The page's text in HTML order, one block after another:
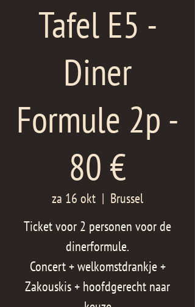
Tafel E5 -
Diner
Formule 2p -
80 €
za 16 okt
  |
Brussel
Ticket voor 2 personen voor de
dinerformule.
Concert + welkomstdrankje +
Zakouskis + hoofdgerecht naar